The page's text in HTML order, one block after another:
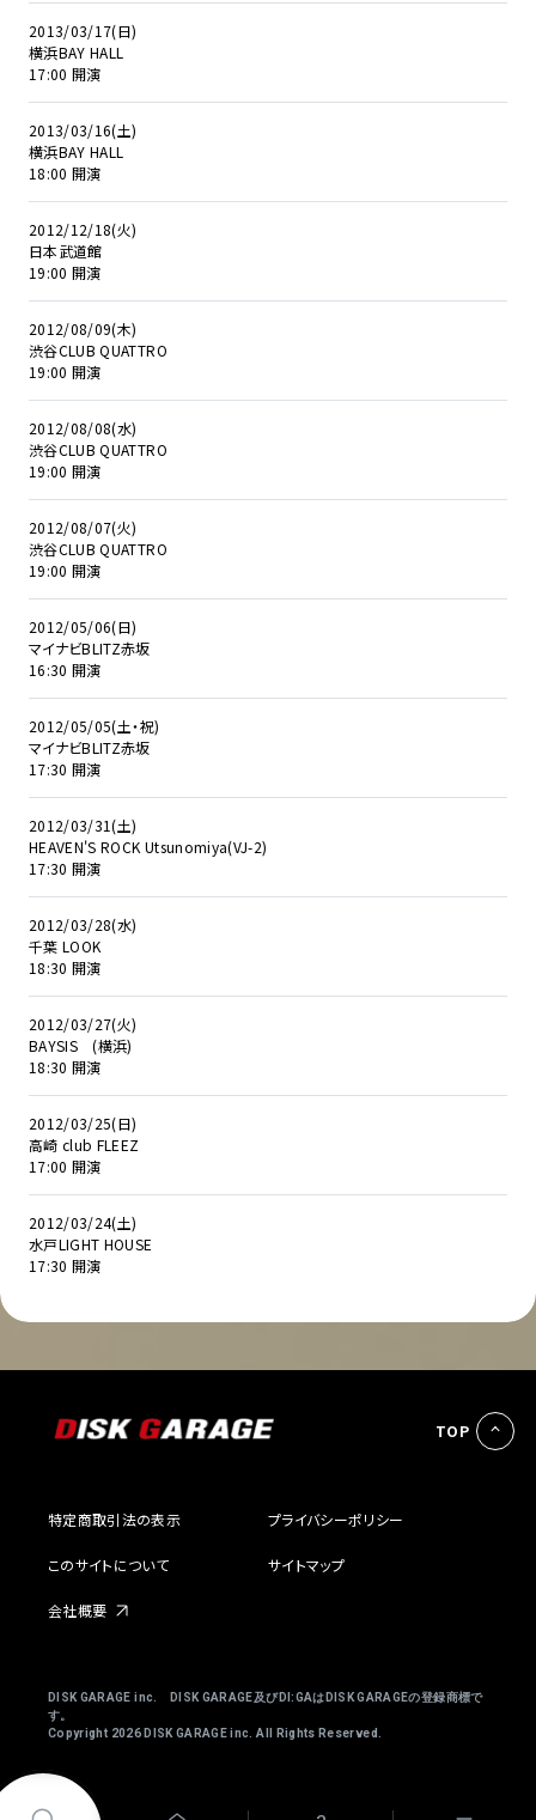
2013/03/17(日)
横浜BAY HALL
17:00 開演
2013/03/16(土)
横浜BAY HALL
18:00 開演
2012/12/18(火)
日本武道館
19:00 開演
2012/08/09(木)
渋谷CLUB QUATTRO
19:00 開演
2012/08/08(水)
渋谷CLUB QUATTRO
19:00 開演
2012/08/07(火)
渋谷CLUB QUATTRO
19:00 開演
2012/05/06(日)
マイナビBLITZ赤坂
16:30 開演
2012/05/05(土・祝)
マイナビBLITZ赤坂
17:30 開演
2012/03/31(土)
HEAVEN'S ROCK Utsunomiya(VJ-2)
17:30 開演
2012/03/28(水)
千葉 LOOK
18:30 開演
2012/03/27(火)
BAYSIS (横浜)
18:30 開演
2012/03/25(日)
高崎 club FLEEZ
17:00 開演
2012/03/24(土)
水戸LIGHT HOUSE
17:30 開演
TOP
特定商取引法の表示 プライバシーポリシー
このサイトについて サイトマップ
会社概要
DISK GARAGE inc. DISK GARAGE及びDI:GAはDISK GARAGEの登録商標で
す。
Copyright 2026 DISK GARAGE inc. All Rights Reserved.